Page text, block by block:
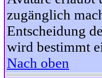
zugänglich
Entscheidung
wird bestimmt
Nach oben